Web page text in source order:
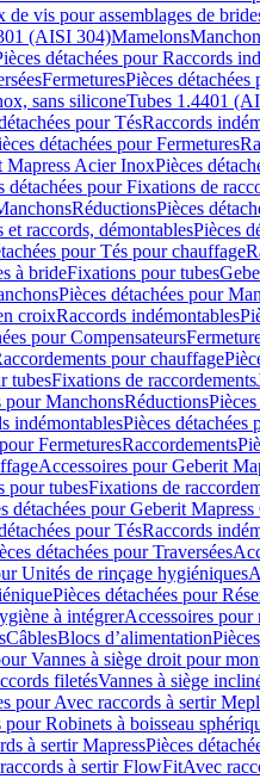
de vis pour assemblages de
(AISI 304)Mamelons
détachées pour Raccords
FermeturesPièces détachées
sans siliconeTubes 1.4401
pour TésRaccords
détachées pour Fermetures
Mapress Acier InoxPièces
détachées pour Fixations de
RéductionsPièces
et raccords, démontablesPièces
pour Tés pour chauffage
à brideFixations pour tubes
Pièces détachées pour
croixRaccords indémontables
pour Compensateurs
pour chauffage
tubesFixations de raccordements
pour ManchonsRéductions
indémontablesPièces détachées
FermeturesRaccordements
Accessoires pour Geberit
pour tubesFixations de
détachées pour Geberit
pour TésRaccords
détachées pour Traversées
Unités de rinçage hygiéniques
Pièces détachées pour
à intégrerAccessoires pour
CâblesBlocs d’alimentation
Vannes à siège droit pour
filetésVannes à siège
pour Avec raccords à sertir
pour Robinets à boisseau
à sertir MapressPièces
à sertir FlowFitAvec